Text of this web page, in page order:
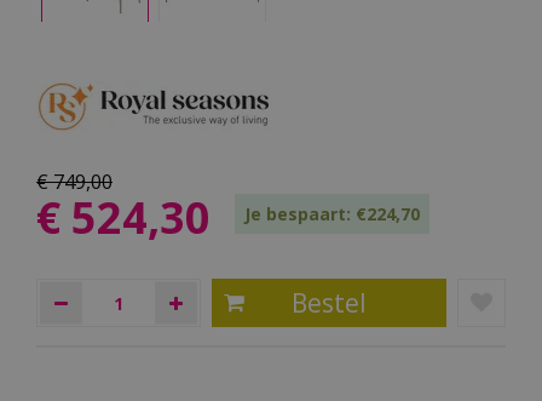
€749,00
€ 524,30 Je bespaart: €224,70